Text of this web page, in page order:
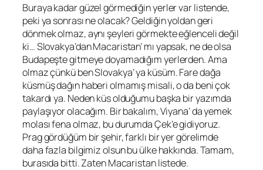
Buraya kadar güzel görmediğin yerler var listende,
peki ya sonrası ne olacak? Geldiğin yoldan geri
dönmek olmaz, aynı şeyleri görmekte eğlenceli değil
ki… Slovakya’dan Macaristan’ mı yapsak, ne de olsa
Budapeşte gitmeye doyamadığım yerlerden. Ama
olmaz çünkü ben Slovakya’ ya küsüm. Fare dağa
küsmüş dağın haberi olmamış misali, o da beni çok
takardı ya. Neden küs olduğumu başka bir yazımda
paylaşıyor olacağım. Bir bakalım, Viyana’ da yemek
molası fena olmaz, bu durumda Çek’e gidiyoruz.
Prag gördüğüm bir şehir, farklı bir yer görelimde
daha fazla bilgimiz olsun bu ülke hakkında. Tamam,
burasıda bitti. Zaten Macaristan listede.